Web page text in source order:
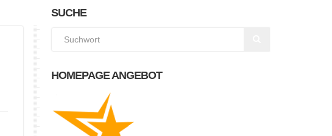
SUCHE
HOMEPAGE ANGEBOT